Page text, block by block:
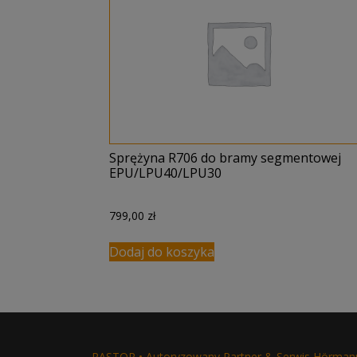
Sprężyna R706 do bramy segmentowej
EPU/LPU40/LPU30
799,00 zł
Dodaj do koszyka